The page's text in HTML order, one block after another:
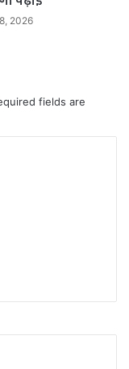
2026
fields are